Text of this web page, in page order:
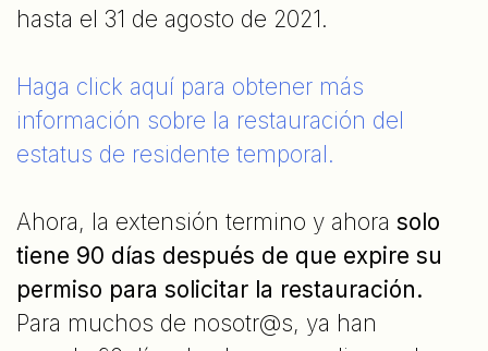
hasta el 31 de agosto de 2021.
Haga click aquí para obtener más
información sobre la restauración del
estatus de residente temporal.
Ahora, la extensión termino y ahora solo
tiene 90 días después de que expire su
permiso para solicitar la restauración.
Para muchos de nosotr@s, ya han